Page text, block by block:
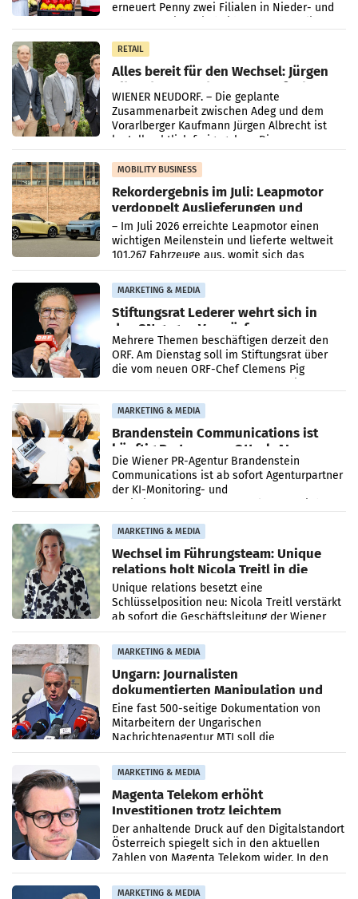
erneuert Penny zwei Filialen in Nieder- und
RETAIL
Alles bereit für den Wechsel: Jürgen
Albrecht setzt ab 1.1.2027 auf Adeg
WIENER NEUDORF. – Die geplante
Zusammenarbeit zwischen Adeg und dem
Vorarlberger Kaufmann Jürgen Albrecht ist
kartellrechtlich freigegeben: Die
Bundeswettbewerbsbehörde und der
Bundeskartellanwalt
MOBILITY BUSINESS
Rekordergebnis im Juli: Leapmotor
verdoppelt Auslieferungen und
überschreitet die 100.000er-Marke
– Im Juli 2026 erreichte Leapmotor einen
wichtigen Meilenstein und lieferte weltweit
101.267 Fahrzeuge aus, womit sich das
Ergebnis gegenüber Juli 2025 mehr als
verdoppelte (+102
MARKETING & MEDIA
Stiftungsrat Lederer wehrt sich in
den SN gegen Vorwürfe
Mehrere Themen beschäftigen derzeit den
ORF. Am Dienstag soll im Stiftungsrat über
die vom neuen ORF-Chef Clemens Pig
MARKETING & MEDIA
Brandenstein Communications ist
künftig Partner von OtterlyAI
Die Wiener PR-Agentur Brandenstein
Communications ist ab sofort Agenturpartner
der KI-Monitoring- und
MARKETING & MEDIA
Wechsel im Führungsteam: Unique
relations holt Nicola Treitl in die
Geschäftsleitung
Unique relations besetzt eine
Schlüsselposition neu: Nicola Treitl verstärkt
ab sofort die Geschäftsleitung der Wiener
PR-Agentur an der Seite von Josef Kalina und
Anna Kalina-Mahr.
MARKETING & MEDIA
Ungarn: Journalisten
dokumentierten Manipulation und
Zensur
Eine fast 500-seitige Dokumentation von
Mitarbeitern der Ungarischen
Nachrichtenagentur MTI soll die
systematische Nachrichten-Manipulation und
Zensur bei der Agentur während der Zeit
MARKETING & MEDIA
Magenta Telekom erhöht
Investitionen trotz leichtem
Umsatzrückgang
Der anhaltende Druck auf den Digitalstandort
Österreich spiegelt sich in den aktuellen
Zahlen von Magenta Telekom wider. In den
ersten sechs Monaten des laufenden Jahres
verzeichnete
MARKETING & MEDIA